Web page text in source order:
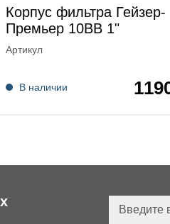
Корпус фильтра Гейзер-
Премьер 10BB 1"
Артикул
В наличии